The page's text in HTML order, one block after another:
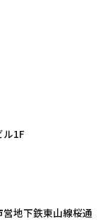
1F
地下鉄東山線桜通